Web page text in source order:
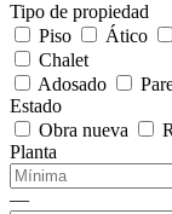
Tipo de propiedad
Piso
Ático
Chalet
Adosado
Estado
Obra nueva
Planta
—